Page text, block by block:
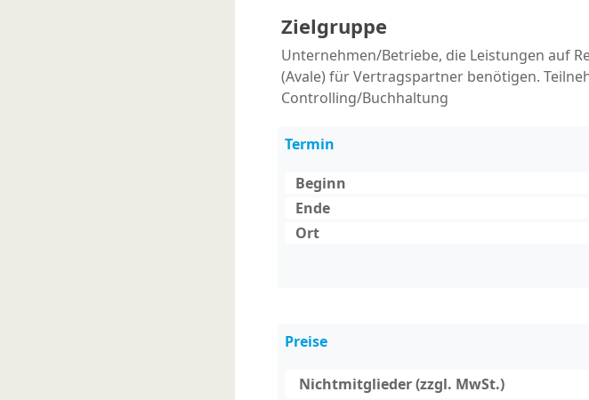
Zielgruppe
Unternehmen/Betriebe, die Leistungen auf
(Avale) für Vertragspartner benötigen.
Controlling/Buchhaltung
Termin
Beginn
Ende
Ort
Preise
Nichtmitglieder (zzgl. MwSt.)